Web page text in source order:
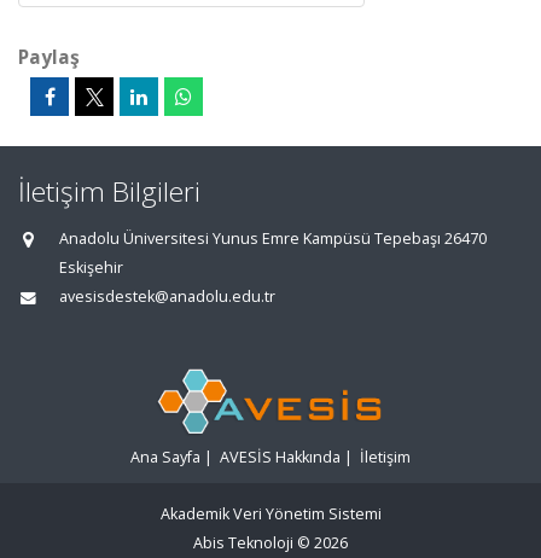
Paylaş
İletişim Bilgileri
Anadolu Üniversitesi Yunus Emre Kampüsü Tepebaşı 26470
Eskişehir
avesisdestek@anadolu.edu.tr
Ana Sayfa | AVESİS Hakkında | İletişim
Akademik Veri Yönetim Sistemi
Abis Teknoloji © 2026